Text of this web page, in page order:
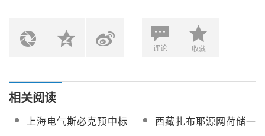
评论 收藏
相关阅读
上海电气斯必克预中标
西藏扎布耶源网荷储一